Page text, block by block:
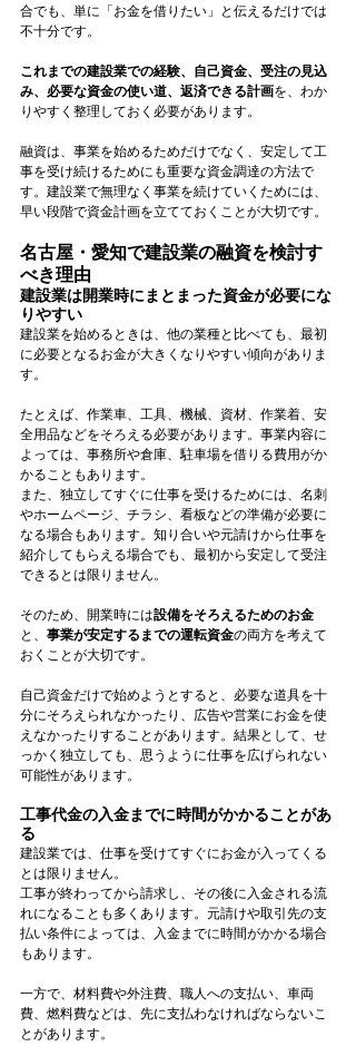
合でも、単に「お金を借りたい」と伝えるだけでは
不十分です。
これまでの建設業での経験、自己資金、受注の見込
み、必要な資金の使い道、返済できる計画を、わか
りやすく整理しておく必要があります。
融資は、事業を始めるためだけでなく、安定して工
事を受け続けるためにも重要な資金調達の方法で
す。建設業で無理なく事業を続けていくためには、
早い段階で資金計画を立てておくことが大切です。
名古屋・愛知で建設業の融資を検討す
べき理由
建設業は開業時にまとまった資金が必要にな
りやすい
建設業を始めるときは、他の業種と比べても、最初
に必要となるお金が大きくなりやすい傾向がありま
す。
たとえば、作業車、工具、機械、資材、作業着、安
全用品などをそろえる必要があります。事業内容に
よっては、事務所や倉庫、駐車場を借りる費用がか
かることもあります。
また、独立してすぐに仕事を受けるためには、名刺
やホームページ、チラシ、看板などの準備が必要に
なる場合もあります。知り合いや元請けから仕事を
紹介してもらえる場合でも、最初から安定して受注
できるとは限りません。
そのため、開業時には設備をそろえるためのお金
と、 事業が安定するまでの運転資金の両方を考えて
おくことが大切です。
自己資金だけで始めようとすると、必要な道具を十
分にそろえられなかったり、広告や営業にお金を使
えなかったりすることがあります。結果として、せ
っかく独立しても、思うように仕事を広げられない
可能性があります。
工事代金の入金までに時間がかかることがあ
る
建設業では、仕事を受けてすぐにお金が入ってくる
とは限りません。
工事が終わってから請求し、その後に入金される流
れになることも多くあります。元請けや取引先の支
払い条件によっては、入金までに時間がかかる場合
もあります。
一方で、材料費や外注費、職人への支払い、車両
費、燃料費などは、先に支払わなければならないこ
とがあります。